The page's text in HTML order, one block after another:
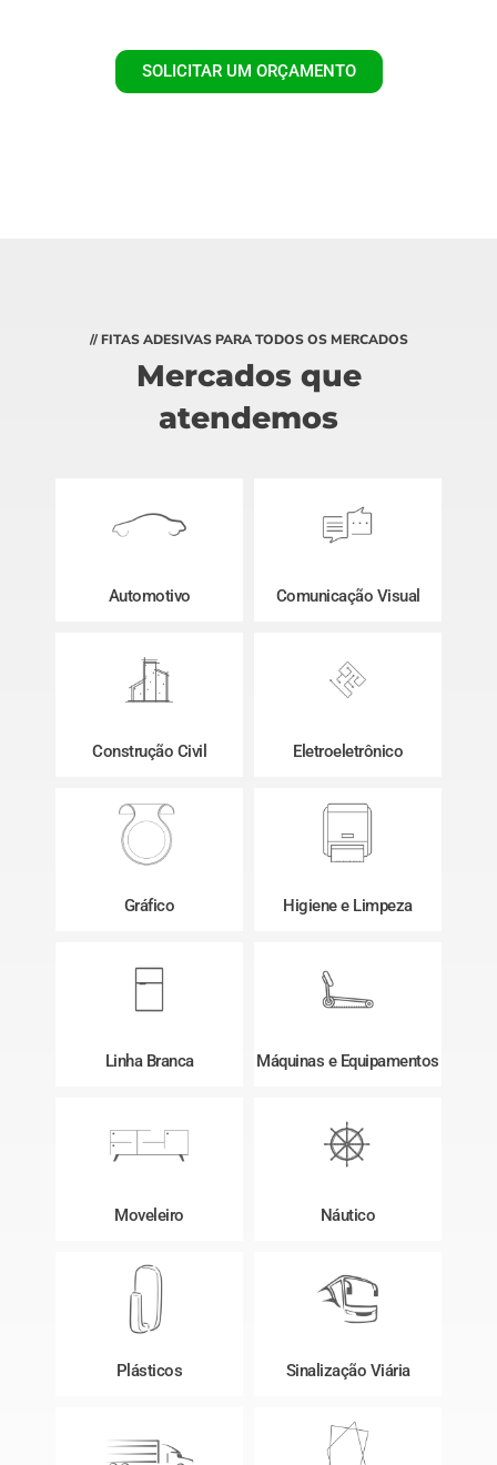
SOLICITAR UM ORÇAMENTO
// FITAS ADESIVAS PARA TODOS OS MERCADOS
Mercados que
atendemos
Automotivo Comunicação Visual
Construção Civil Eletroeletrônico
Gráfico Higiene e Limpeza
Linha Branca Máquinas e Equipamentos
Moveleiro Náutico
Plásticos Sinalização Viária